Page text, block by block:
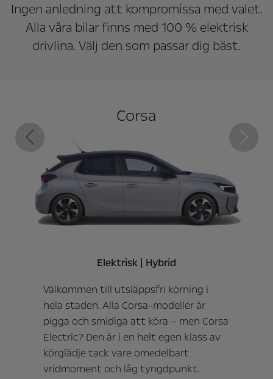
Ingen anledning att kompromissa med valet.
Alla våra bilar finns med 100 % elektrisk
drivlina. Välj den som passar dig bäst.
Föregående
Corsa
Elektrisk | Hybrid
Välkommen till utsläppsfri körning i
hela staden. Alla Corsa-modeller är
pigga och smidiga att köra – men Corsa
Electric? Den är i en helt egen klass av
körglädje tack vare omedelbart
vridmoment och låg tyngdpunkt.